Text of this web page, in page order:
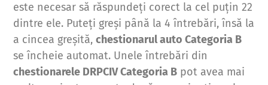
este necesar să răspundeți corect la cel puțin 22
dintre ele. Puteți greși până la 4 întrebări, însă la
a cincea greșită, chestionarul auto Categoria B
se încheie automat. Unele întrebări din
chestionarele DRPCIV Categoria B pot avea mai